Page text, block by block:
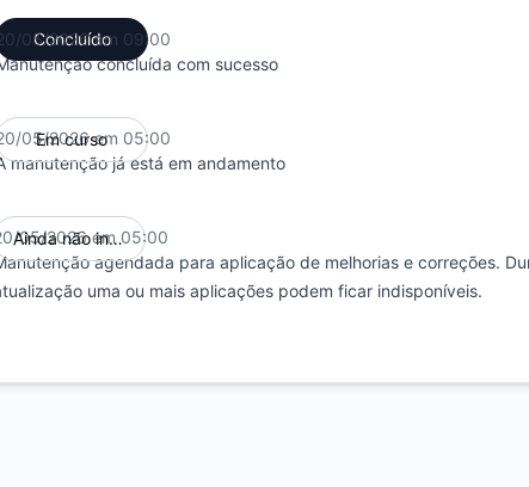
Concluído
05/2026 em 09:00
concluída com sucesso
Em curso
05/2026 em 05:00
manutenção já está em andamento
Ainda não iniciou
05/2026 em 05:00
agendada para aplicação de melhorias e correções.
uma ou mais aplicações podem ficar indisponíveis.